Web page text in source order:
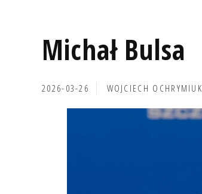
Michał Bulsa
2026-03-26 WOJCIECH OCHRYMIUK